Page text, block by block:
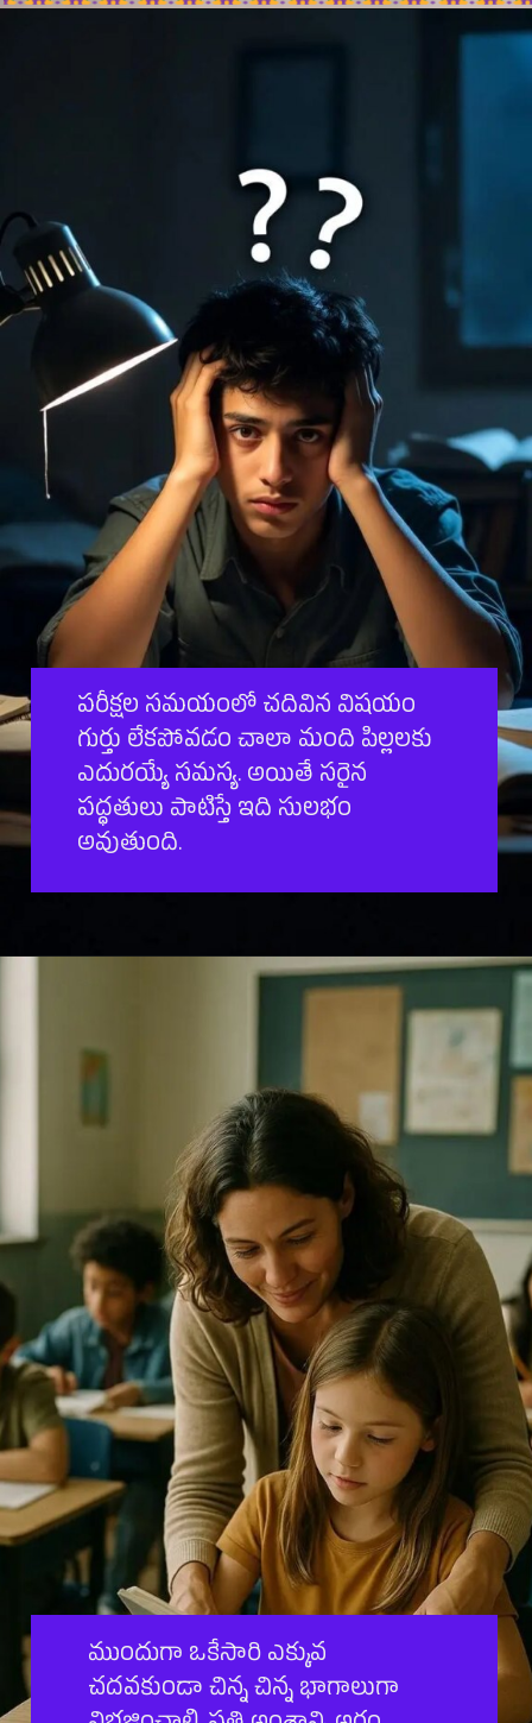
పరీక్షల సమయంలో చదివిన విషయం
గుర్తు లేకపోవడం చాలా మంది పిల్లలకు
ఎదురయ్యే సమస్య. అయితే సరైన
పద్ధతులు పాటిస్తే ఇది సులభం
అవుతుంది.
ముందుగా ఒకేసారి ఎక్కువ
చదవకుండా చిన్న చిన్న భాగాలుగా